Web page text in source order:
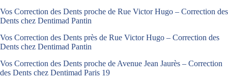
Vos Correction des Dents proche de Rue Victor Hugo – Correction des
Dents chez Dentimad Pantin
Vos Correction des Dents près de Rue Victor Hugo – Correction des
Dents chez Dentimad Pantin
Vos Correction des Dents proche de Avenue Jean Jaurès – Correction
des Dents chez Dentimad Paris 19